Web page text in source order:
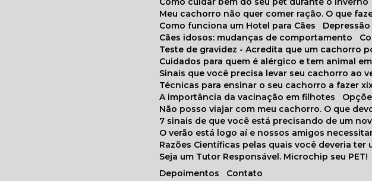
Depoimentos
Meu cachorro não quer comer ração. O que
Como funciona um Hotel para Cães
Cães idosos: mudanças de comportamento
Teste de gravidez - Acredita que um cachorro
Cuidados para quem é alérgico e tem animal
Sinais que você precisa levar seu cachorro ao
Técnicas para ensinar o seu cachorro a fazer
A importância da vacinação em filhotes
Não posso viajar com meu cachorro. O que
7 sinais de que você está precisando de um
O verão está logo aí e nossos amigos
Razões Científicas pelas quais você deveria ter
Seja um Tutor Responsável. Microchip seu PET!
Contato